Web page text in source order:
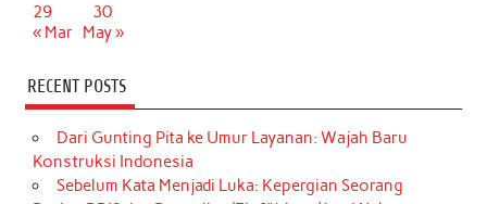
29
30
« Mar May »
RECENT POSTS
Dari Gunting Pita ke Umur Layanan: Wajah Baru
Konstruksi Indonesia
Sebelum Kata Menjadi Luka: Kepergian Seorang